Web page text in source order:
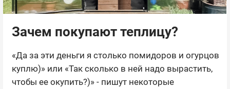
Зачем покупают теплицу?
«Да за эти деньги я столько помидоров и огурцов
куплю)» или «Так сколько в ней надо вырастить,
чтобы ее окупить?)» - пишут некоторые